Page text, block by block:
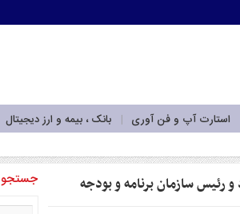
استارت آپ و فن آوری بانک ، بیمه و ارز دیجیتال
سازمان برنامه و بودجه جستجو